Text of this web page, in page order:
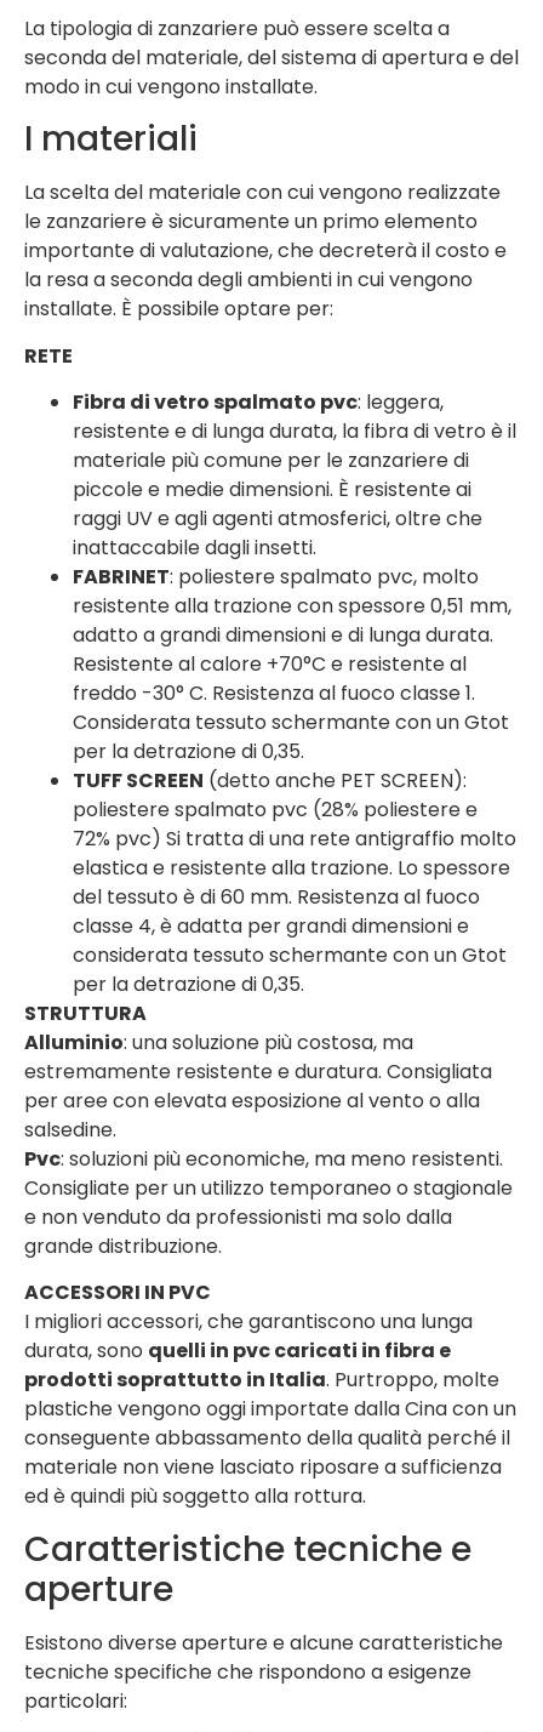
La tipologia di zanzariere può essere scelta a
seconda del materiale, del sistema di apertura e del
modo in cui vengono installate.
I materiali
La scelta del materiale con cui vengono realizzate
le zanzariere è sicuramente un primo elemento
importante di valutazione, che decreterà il costo e
la resa a seconda degli ambienti in cui vengono
installate. È possibile optare per:
RETE
Fibra di vetro spalmato pvc: leggera,
resistente e di lunga durata, la fibra di vetro è il
materiale più comune per le zanzariere di
piccole e medie dimensioni. È resistente ai
raggi UV e agli agenti atmosferici, oltre che
inattaccabile dagli insetti.
FABRINET: poliestere spalmato pvc, molto
resistente alla trazione con spessore 0,51 mm,
adatto a grandi dimensioni e di lunga durata.
Resistente al calore +70°C e resistente al
freddo -30° C. Resistenza al fuoco classe 1.
Considerata tessuto schermante con un Gtot
per la detrazione di 0,35.
TUFF SCREEN (detto anche PET SCREEN):
poliestere spalmato pvc (28% poliestere e
72% pvc) Si tratta di una rete antigraffio molto
elastica e resistente alla trazione. Lo spessore
del tessuto è di 60 mm. Resistenza al fuoco
classe 4, è adatta per grandi dimensioni e
considerata tessuto schermante con un Gtot
per la detrazione di 0,35.
STRUTTURA
Alluminio: una soluzione più costosa, ma
estremamente resistente e duratura. Consigliata
per aree con elevata esposizione al vento o alla
salsedine.
Pvc: soluzioni più economiche, ma meno resistenti.
Consigliate per un utilizzo temporaneo o stagionale
e non venduto da professionisti ma solo dalla
grande distribuzione.
ACCESSORI IN PVC
I migliori accessori, che garantiscono una lunga
durata, sono quelli in pvc caricati in fibra e
prodotti soprattutto in Italia. Purtroppo, molte
plastiche vengono oggi importate dalla Cina con un
conseguente abbassamento della qualità perché il
materiale non viene lasciato riposare a sufficienza
ed è quindi più soggetto alla rottura.
Caratteristiche tecniche e
aperture
Esistono diverse aperture e alcune caratteristiche
tecniche specifiche che rispondono a esigenze
particolari: